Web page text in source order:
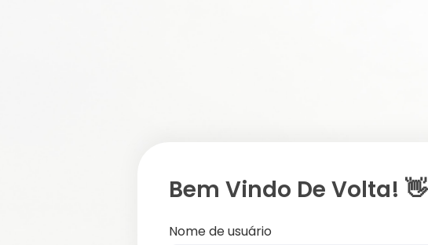
Bem Vindo De Volta! 👋
Nome de usuário